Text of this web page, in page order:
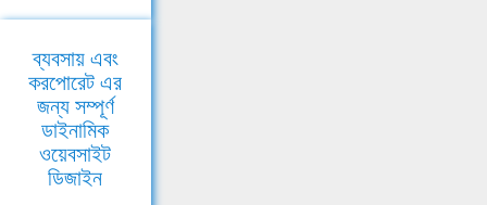
ব্যবসায় এবং
করপোরেট এর
জন্য সম্পূর্ণ
ডাইনামিক
ওয়েবসাইট
ডিজাইন